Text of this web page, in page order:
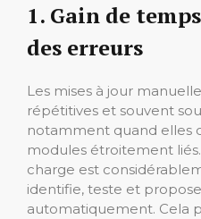
1. Gain de
des erreurs
Les mises à jour
répétitives et souvent
notamment quand elles
modules étroitement
charge est
identifie, teste et
automatiquement. Cela